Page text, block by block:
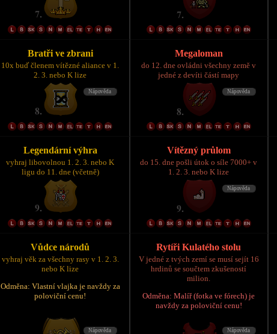
Bratři ve zbrani
10x buď členem vítězné aliance v 1.
2. 3. nebo K lize
Megaloman
do 12. dne ovládni všechny země v
jedné z devíti částí mapy
Legendární výhra
vyhraj libovolnou 1. 2. 3. nebo K
ligu do 11. dne (včetně)
Vítězný průlom
do 15. dne pošli útok o síle 7000+ v
1. 2. 3. nebo K lize
Vůdce národů
vyhraj věk za všechny rasy v 1. 2. 3.
nebo K lize
Odměna: Vlastní vlajka je navždy za
poloviční cenu!
Rytíři Kulatého stolu
V jedné z tvých zemí se musí sejít 16
hrdinů se součtem zkušeností
milion.
Odměna: Malíř (fotka ve fórech) je
navždy za poloviční cenu!